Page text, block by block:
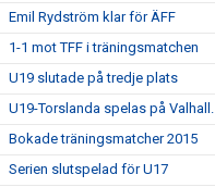
Emil Rydström klar för ÄFF
1-1 mot TFF i träningsmatchen
U19 slutade på tredje plats
U19-Torslanda spelas på Valhall.
Bokade träningsmatcher 2015
Serien slutspelad för U17